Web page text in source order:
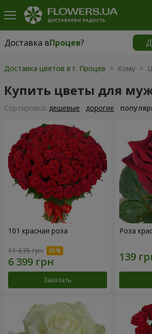
Доставка вПроцев?
Доставка вПроцев|
Доставка цветов в г. Процев > Кому >
Купить цветы для
Cортировка: дешевые дорогие
101 красная роза
11 635 грн
Заказать
Роза